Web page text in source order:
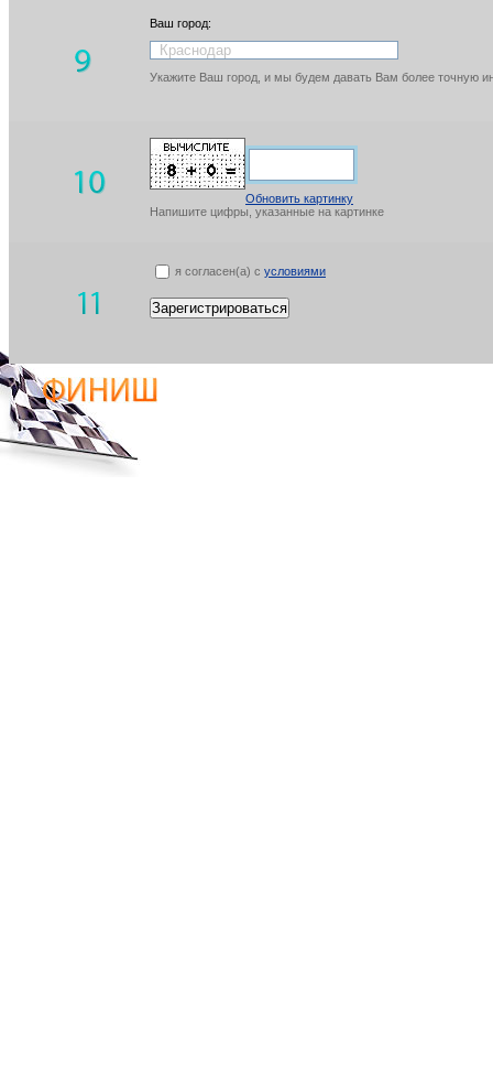
Ваш город:
Укажите Ваш город, и мы будем давать Вам более точную
Обновить картинку
Напишите цифры, указанные на картинке
я согласен(а) с условиями
Зарегистрироваться